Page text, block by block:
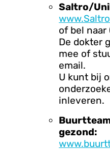
Saltro/
of bel naar
De dokter
mee of
email.
U kunt bij
inleveren.
gezond: